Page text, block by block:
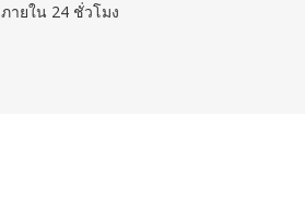
ภายใน 24 ชั่วโมง